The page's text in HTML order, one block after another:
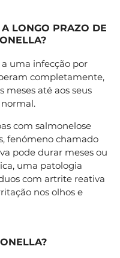
LONGO PRAZO DE
uma infecção por
completamente,
meses até aos seus
com salmonelose
fenómeno chamado
pode durar meses ou
uma patologia
com artrite reativa
nos olhos e